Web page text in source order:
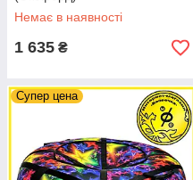
Немає в наявності
1 635 ₴
Супер цена